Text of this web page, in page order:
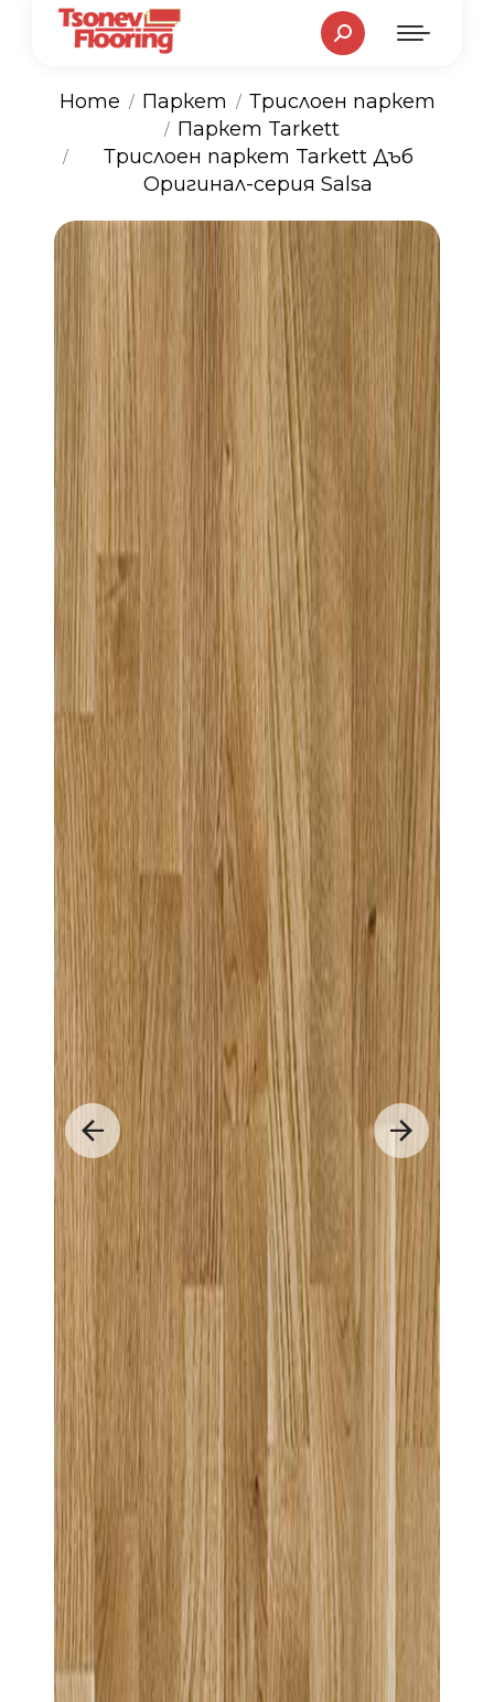
Search:
You are here:
Home Паркет
Трислоен паркет
Паркет Tarkett
Трислоен паркет Tarkett Дъб
Оригинал-серия Salsa